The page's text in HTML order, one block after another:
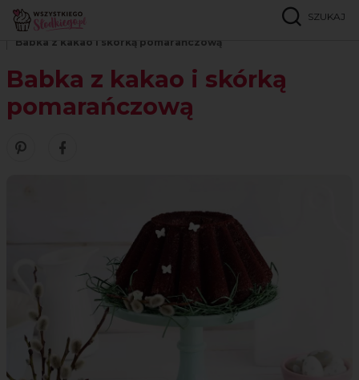
SZUKAJ
Strona główna
Babka z kakao i skórką pomarańczową
Babka z kakao i skórką
pomarańczową
Zobacz nasze piny w serwisie Pinterest
Udostępnij ten przepis w serwisie Facebook